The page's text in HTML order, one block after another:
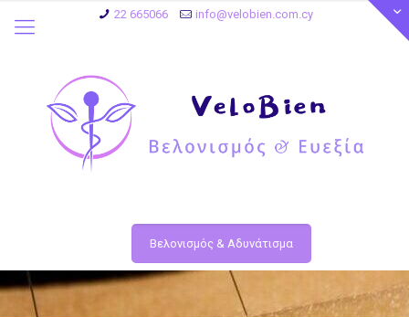
22 665066 info@velobien.com.cy
Βελονισμός & Αδυνάτισμα